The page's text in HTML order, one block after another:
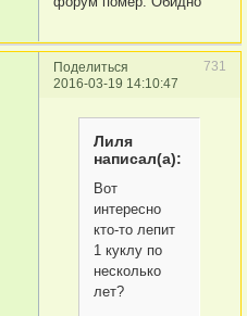
Поделиться
731
2016-03-19 14:10:47
Лиля
написал(а):
Вот
интересно
кто-то лепит
1 куклу по
несколько
лет?